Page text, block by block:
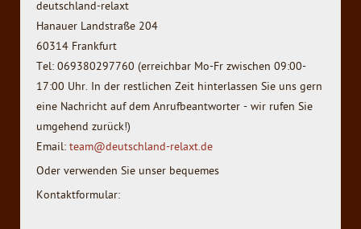
deutschland-relaxt
Hanauer Landstraße 204
60314 Frankfurt
Tel: 069380297760 (erreichbar Mo-Fr zwischen 09:00-
17:00 Uhr. In der restlichen Zeit hinterlassen Sie uns gern
eine Nachricht auf dem Anrufbeantworter - wir rufen Sie
umgehend zurück!)
Email: team@deutschland-relaxt.de
Oder verwenden Sie unser bequemes
Kontaktformular: